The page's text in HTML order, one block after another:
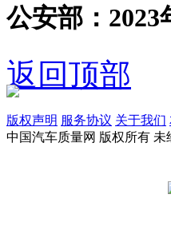
公安部：
返回顶部
版权声明 服务协议 关于我们
中国汽车质量网 版权所有 未